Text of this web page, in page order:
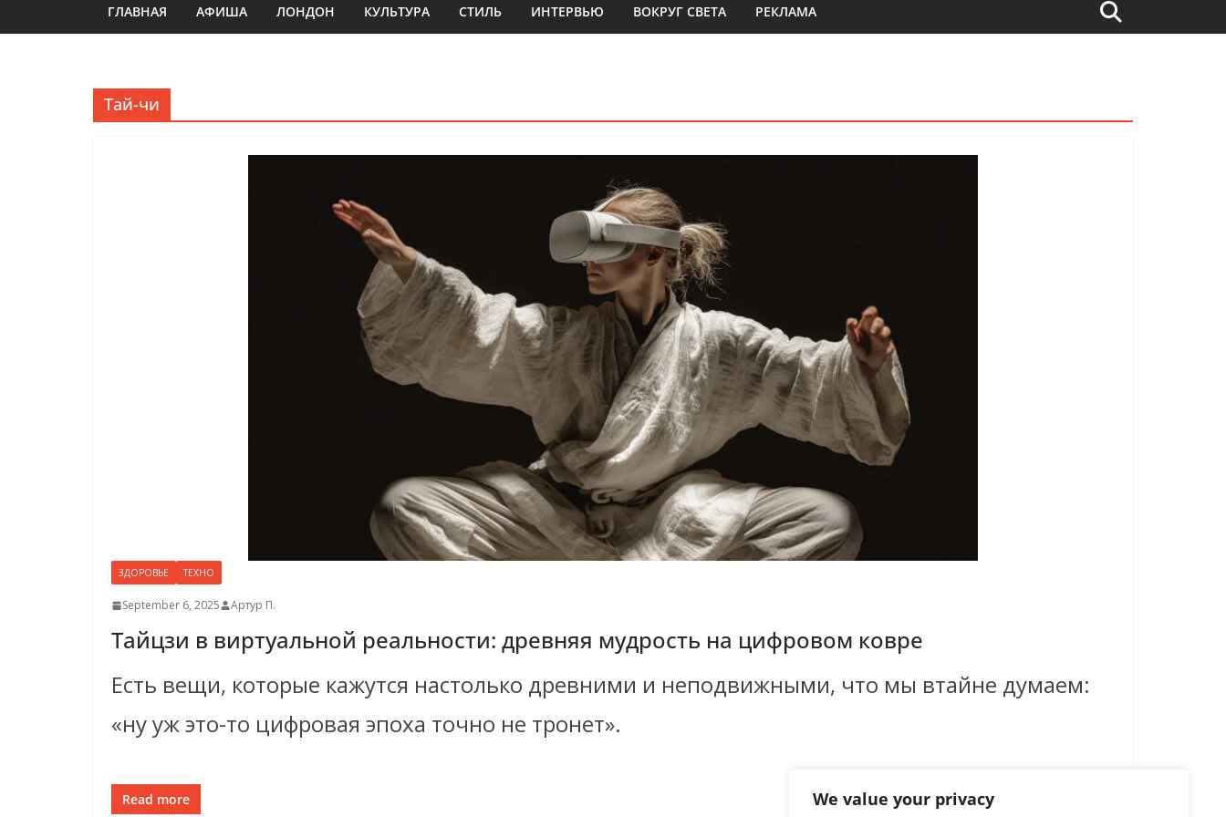
We value your privacy
ГЛАВНАЯ АФИША ЛОНДОН КУЛЬТУРА СТИЛЬ ИНТЕРВЬЮ ВОКРУГ СВЕТА РЕКЛАМА
Тай-чи
ЗДОРОВЬЕ ТЕХНО
September 6, 2025 Артур П.
Тайцзи в виртуальной реальности: древняя мудрость на цифровом ковре
Есть вещи, которые кажутся настолько древними и неподвижными, что мы втайне думаем:
«ну уж это-то цифровая эпоха точно не тронет».
Read more